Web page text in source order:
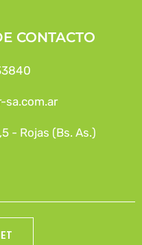
CONTACTO
sa.com.ar
- Rojas (Bs. As.)